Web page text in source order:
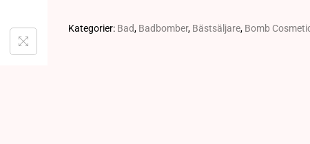
Kategorier: Bad, Badbomber, Bästsäljare, Bomb